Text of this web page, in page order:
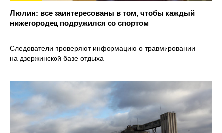
Люлин: все заинтересованы в том, чтобы каждый
нижегородец подружился со спортом
Следователи проверяют информацию о травмировании
на дзержинской базе отдыха